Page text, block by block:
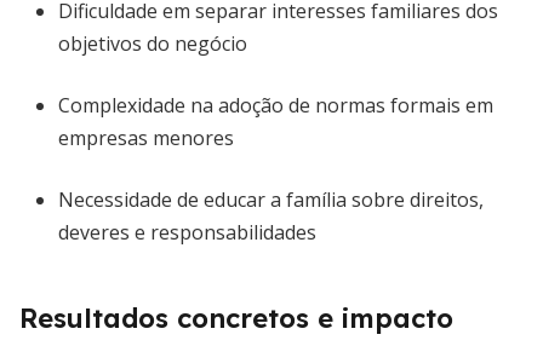
Dificuldade em separar interesses familiares dos
objetivos do negócio
Complexidade na adoção de normas formais em
empresas menores
Necessidade de educar a família sobre direitos,
deveres e responsabilidades
Resultados concretos e impacto